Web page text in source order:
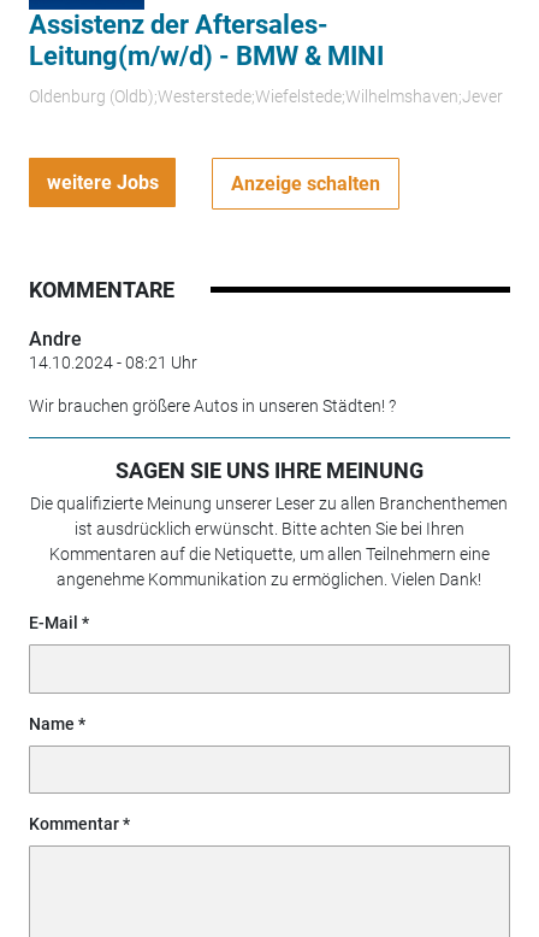
Assistenz der Aftersales-
Leitung(m/w/d) - BMW & MINI
Oldenburg (Oldb);Westerstede;Wiefelstede;Wilhelmshaven;Jever
weitere Jobs Anzeige schalten
KOMMENTARE
Andre
14.10.2024 - 08:21 Uhr
Wir brauchen größere Autos in unseren Städten! ?
SAGEN SIE UNS IHRE MEINUNG
Die qualifizierte Meinung unserer Leser zu allen Branchenthemen
ist ausdrücklich erwünscht. Bitte achten Sie bei Ihren
Kommentaren auf die Netiquette, um allen Teilnehmern eine
angenehme Kommunikation zu ermöglichen. Vielen Dank!
E-Mail
Name
Kommentar